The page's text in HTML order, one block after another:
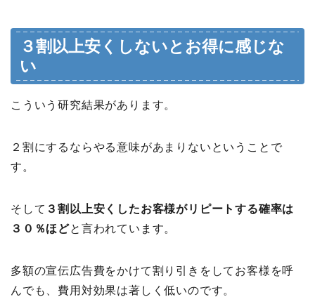
３割以上安くしないとお得に感じな
い
こういう研究結果があります。
２割にするならやる意味があまりないということで
す。
そして ３割以上安くしたお客様がリピートする確率は
３０％ほどと言われています。
多額の宣伝広告費をかけて割り引きをしてお客様を呼
んでも、費用対効果は著しく低いのです。